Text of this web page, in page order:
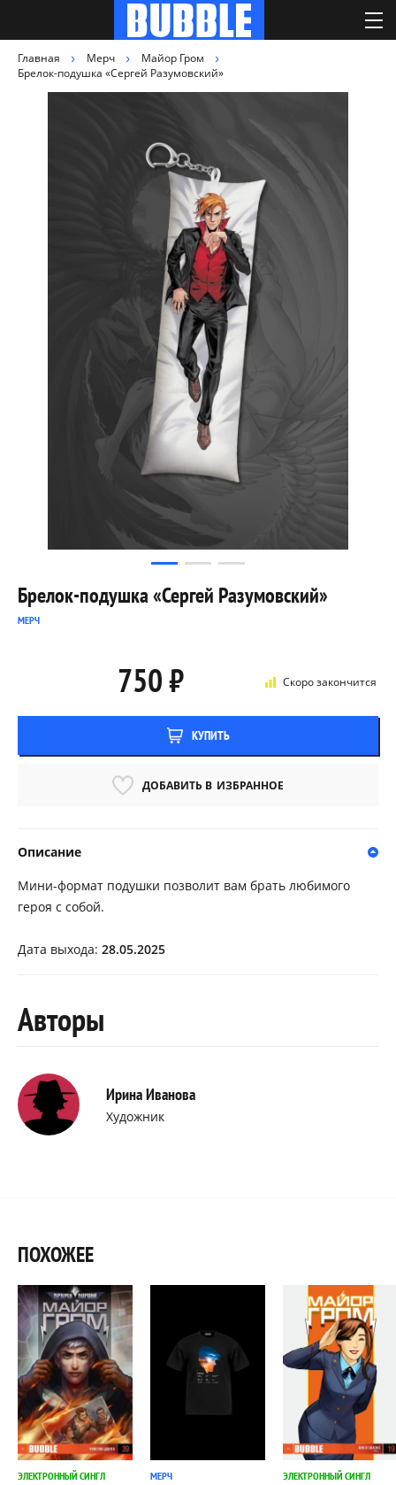
Главная Мерч
Майор Гром
Брелок-подушка «Сергей Разумовский»
Брелок-подушка «Сергей Разумовский»
МЕРЧ
Скоро закончится
750 ₽
КУПИТЬ
ДОБАВИТЬ В ИЗБРАННОЕ
Описание
Мини-формат подушки позволит вам брать любимого
героя с собой.
Дата выхода: 28.05.2025
Авторы
Ирина Иванова
Художник
ПОХОЖЕЕ
ЭЛЕКТРОННЫЙ СИНГЛ МЕРЧ ЭЛЕКТРОННЫЙ СИНГЛ